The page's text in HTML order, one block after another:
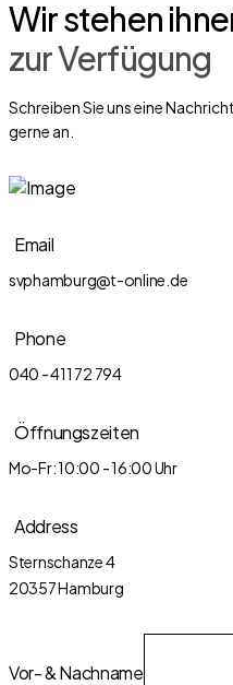
Wir stehen
zur Verfügung
Schreiben Sie uns eine
gerne an.
Email
svphamburg@t-online.de
Phone
040 - 411 72 794
Öffnungszeiten
Mo-Fr: 10:00 - 16:00 Uhr
Address
Sternschanze 4
20357 Hamburg
Vor- & Nachname